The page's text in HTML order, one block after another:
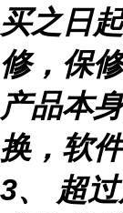
买之日
修，保
产品本
换，软件
3、
超